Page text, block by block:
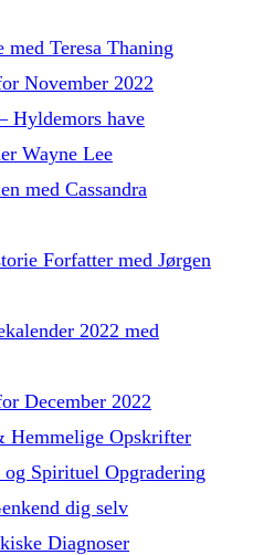
Teresa Thaning
November 2022
Hyldemors have
Wayne Lee
med Cassandra
Forfatter med Jørgen
2022 med
December 2022
Hemmelige Opskrifter
Spirituel Opgradering
dig selv
Diagnoser